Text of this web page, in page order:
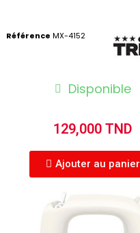
Référence MX-4152
Disponible
129,000 TND
Ajouter au panier